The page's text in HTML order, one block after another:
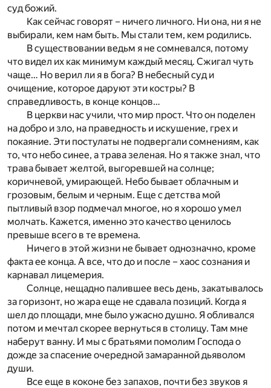
суд божий.
Как сейчас говорят – ничего личного. Ни она, ни я не
выбирали, кем нам быть. Мы стали тем, кем родились.
В существовании ведьм я не сомневался, потому
что видел их как минимум каждый месяц. Сжигал чуть
чаще… Но верил ли я в бога? В небесный суд и
очищение, которое даруют эти костры? В
справедливость, в конце концов…
В церкви нас учили, что мир прост. Что он поделен
на добро и зло, на праведность и искушение, грех и
покаяние. Эти постулаты не подвергали сомнениям, как
то, что небо синее, а трава зеленая. Но я также знал, что
трава бывает желтой, выгоревшей на солнце;
коричневой, умирающей. Небо бывает облачным и
грозовым, белым и черным. Еще с детства мой
пытливый взор подмечал многое, но я хорошо умел
молчать. Кажется, именно это качество ценилось
превыше всего в те времена.
Ничего в этой жизни не бывает однозначно, кроме
факта ее конца. А все, что до и после – хаос сознания и
карнавал лицемерия.
Солнце, нещадно палившее весь день, закатывалось
за горизонт, но жара еще не сдавала позиций. Когда я
шел до площади, мне было ужасно душно. Я обливался
потом и мечтал скорее вернуться в столицу. Там мне
наберут ванну. И мы с братьями помолим Господа о
дожде за спасение очередной замаранной дьяволом
души.
Все еще в коконе без запахов, почти без звуков я